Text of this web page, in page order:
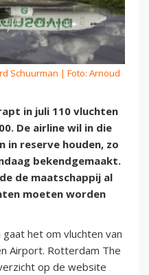
Schuurman | Foto: Arnoud
in juli 110 vluchten
De airline wil in die
in reserve houden, zo
bekendgemaakt.
de maatschappij al
moeten worden
het om vluchten van
Airport. Rotterdam The
op de website